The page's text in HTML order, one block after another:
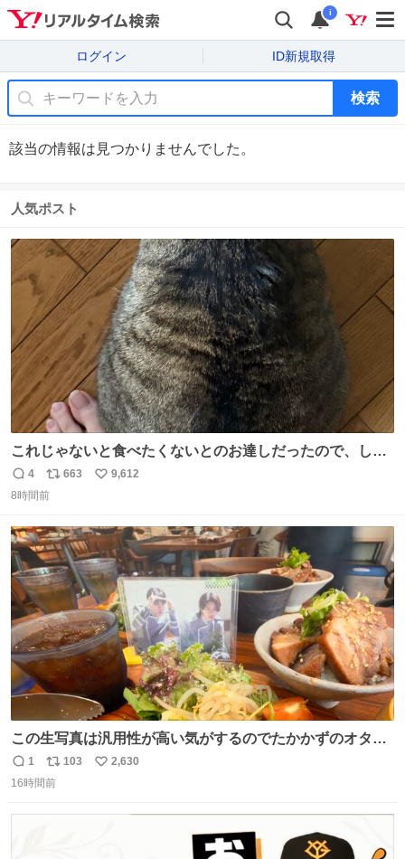
i
ログイン ID新規取得
検索
該当の情報は見つかりませんでした。
人気ポスト
これじゃないと食べたくないとのお達しだったので、しっ
ぽ置き場係になっている
返
信
4
リ
ポ
ト
数
663
い
数
9,612
8時間前
この生写真は汎用性が高い気がするのでたかかずのオタク
は絶対買った方が良いw
返
信
1
リ
ポ
103
い
2,630
16時間前